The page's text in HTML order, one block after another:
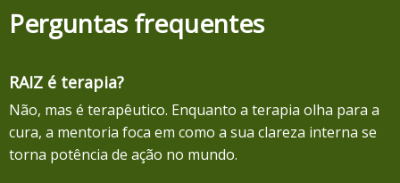
Perguntas frequentes
RAIZ é terapia?
Não, mas é terapêutico. Enquanto a terapia olha para a
cura, a mentoria foca em como a sua clareza interna se
torna potência de ação no mundo.